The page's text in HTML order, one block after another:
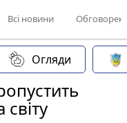
Всі новини
Огляди